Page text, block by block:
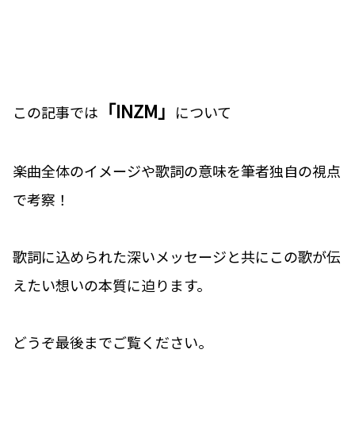
この記事では 「INZM」 について
楽曲全体のイメージや歌詞の意味を筆者独自の視点
で考察！
歌詞に込められた深いメッセージと共にこの歌が伝
えたい想いの本質に迫ります。
どうぞ最後までご覧ください。